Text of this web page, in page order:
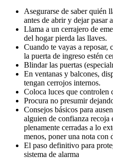
Asegurarse de saber quién
antes de abrir y dejar pasar
Llama a un cerrajero de
del hogar pierda las llaves.
Cuando te vayas a reposar,
la puerta de ingreso estén
Blindar las puertas
En ventanas y balcones,
tengan cerrojos internos.
Coloca luces que controlen
Procura no presumir
Consejos básicos para
alguien de confianza recoja
plenamente cerradas a lo
menos, poner una nota con
El paso definitivo para
sistema de alarma